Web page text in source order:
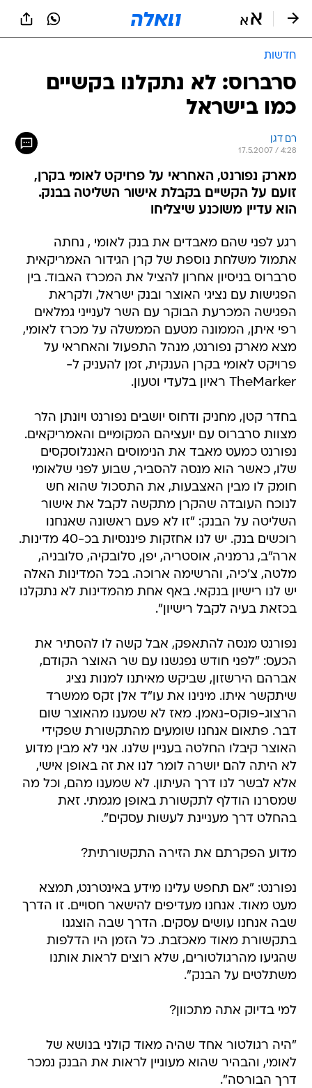
חדשות
סרברוס: לא נתקלנו בקשיים
כמו בישראל
רם דגן
17.5.2007 / 4:28
מארק נפורנט, האחראי על פרויקט לאומי בקרן,
זועם על הקשיים בקבלת אישור השליטה בבנק.
הוא עדיין משוכנע שיצליחו
רגע לפני שהם מאבדים את בנק לאומי , נחתה
אתמול משלחת נוספת של קרן הגידור האמריקאית
סרברוס בניסיון אחרון להציל את המכרז האבוד. בין
הפגישות עם נציגי האוצר ובנק ישראל, ולקראת
הפגישה המכרעת הבוקר עם השר לענייני גמלאים
רפי איתן, הממונה מטעם הממשלה על מכרז לאומי,
מצא מארק נפורנט, מנהל התפעול והאחראי על
פרויקט לאומי בקרן הענקית, זמן להעניק ל-
TheMarker ראיון בלעדי וטעון.
בחדר קטן, מחניק ודחוס יושבים נפורנט ויונתן הלר
מצוות סרברוס עם יועציהם המקומיים והאמריקאים.
נפורנט כמעט מאבד את הנימוסים האנגלוסקסים
שלו, כאשר הוא מנסה להסביר, שבוע לפני שלאומי
חומק לו מבין האצבעות, את התסכול שהוא חש
לנוכח העובדה שהקרן מתקשה לקבל את אישור
השליטה על הבנק: "זו לא פעם ראשונה שאנחנו
רוכשים בנק. יש לנו אחזקות פיננסיות בכ-40 מדינות.
ארה"ב, גרמניה, אוסטריה, יפן, סלובקיה, סלובניה,
מלטה, צ'כיה, והרשימה ארוכה. בכל המדינות האלה
יש לנו רישיון בנקאי. באף אחת מהמדינות לא נתקלנו
בכזאת בעיה לקבל רישיון".
נפורנט מנסה להתאפק, אבל קשה לו להסתיר את
הכעס: "לפני חודש נפגשנו עם שר האוצר הקודם,
אברהם הירשזון, שביקש מאיתנו למנות נציג
שיתקשר איתו. מינינו את עו"ד אלן זקס ממשרד
הרצוג-פוקס-נאמן. מאז לא שמענו מהאוצר שום
דבר. פתאום אנחנו שומעים מהתקשורת שפקידי
האוצר קיבלו החלטה בעניין שלנו. אני לא מבין מדוע
לא היתה להם יושרה לומר לנו את זה באופן אישי,
אלא לבשר לנו דרך העיתון. לא שמענו מהם, וכל מה
שמסרנו הודלף לתקשורת באופן מגמתי. זאת
בהחלט דרך מעניינת לעשות עסקים".
מדוע הפקרתם את הזירה התקשורתית?
נפורנט: "אם תחפש עלינו מידע באינטרנט, תמצא
מעט מאוד. אנחנו מעדיפים להישאר חסויים. זו הדרך
שבה אנחנו עושים עסקים. הדרך שבה הוצגנו
בתקשורת מאוד מאכזבת. כל הזמן היו הדלפות
שהגיעו מהרגולטורים, שלא רוצים לראות אותנו
משתלטים על הבנק".
למי בדיוק אתה מתכוון?
"היה רגולטור אחד שהיה מאוד קולני בנושא של
לאומי, והבהיר שהוא מעוניין לראות את הבנק נמכר
דרך הבורסה".